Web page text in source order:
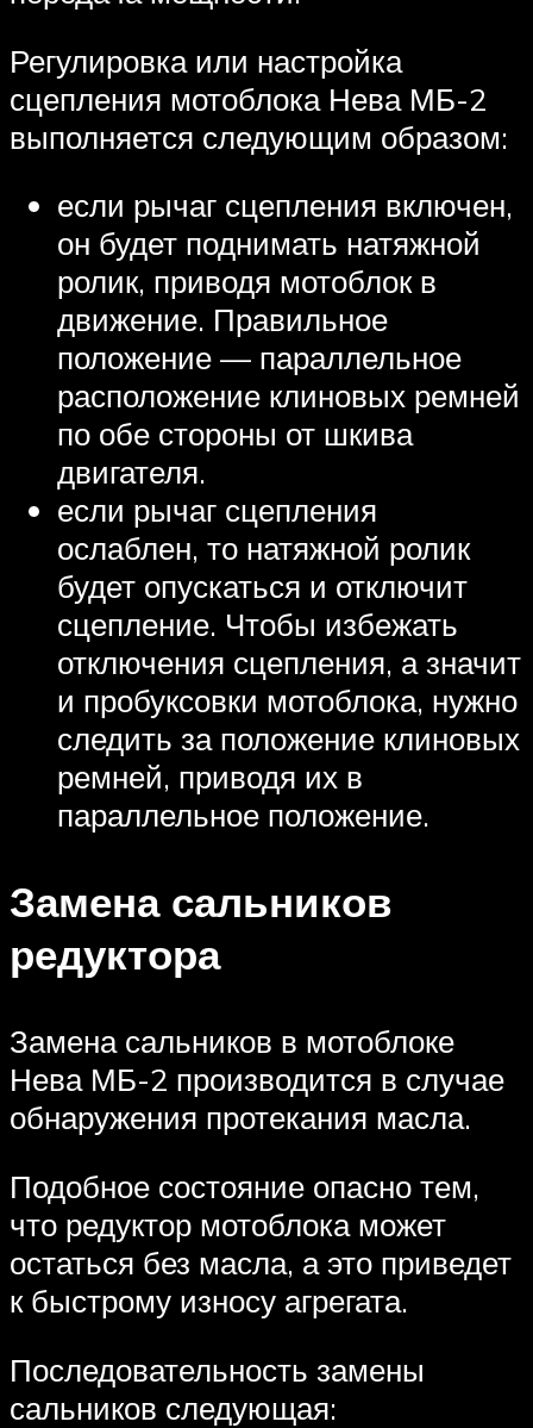
Регулировка или настройка
сцепления мотоблока Нева МБ-2
выполняется следующим образом:
если рычаг сцепления включен,
он будет поднимать натяжной
ролик, приводя мотоблок в
движение. Правильное
положение — параллельное
расположение клиновых ремней
по обе стороны от шкива
двигателя.
если рычаг сцепления
ослаблен, то натяжной ролик
будет опускаться и отключит
сцепление. Чтобы избежать
отключения сцепления, а значит
и пробуксовки мотоблока, нужно
следить за положение клиновых
ремней, приводя их в
параллельное положение.
Замена сальников
редуктора
Замена сальников в мотоблоке
Нева МБ-2 производится в случае
обнаружения протекания масла.
Подобное состояние опасно тем,
что редуктор мотоблока может
остаться без масла, а это приведет
к быстрому износу агрегата.
Последовательность замены
сальников следующая: